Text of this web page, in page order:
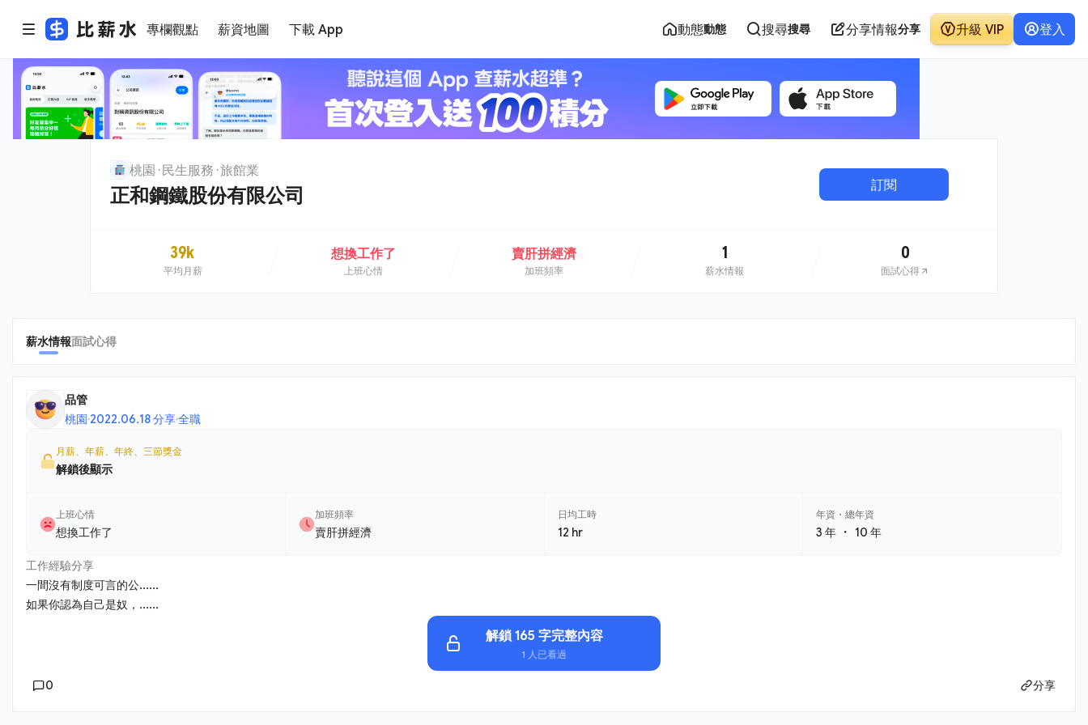
專欄觀點 薪資地圖 下載 App 動態動態 搜尋搜尋 分享情報分享 升級 VIP 登入
桃園 民生服務 旅館業
正和鋼鐵股份有限公司 訂閱
39k
平均月薪
想換工作了
上班心情
賣肝拼經濟
加班頻率
1
薪水情報
0
面試心得
薪水情報面試心得
品管
桃園·2022.06.18 分享·全職
月薪、年薪、年終、三節獎金
解鎖後顯示
上班心情
想換工作了
加班頻率
賣肝拼經濟
日均工時
12 hr
年資・總年資
3 年 ・10 年
工作經驗分享
一間沒有制度可言的公......
如果你認為自己是奴，......
解鎖 165 字完整內容
1 人已看過
0 分享